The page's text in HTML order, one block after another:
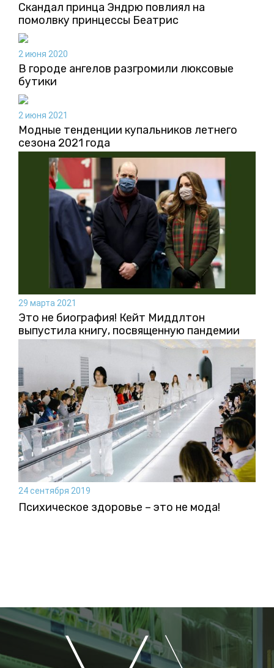
Скандал принца Эндрю повлиял на
помолвку принцессы Беатрис
2 июня 2020
В городе ангелов разгромили люксовые
бутики
2 июня 2021
Модные тенденции купальников летнего
сезона 2021 года
29 марта 2021
Это не биография! Кейт Миддлтон
выпустила книгу, посвященную пандемии
24 сентября 2019
Психическое здоровье – это не мода!